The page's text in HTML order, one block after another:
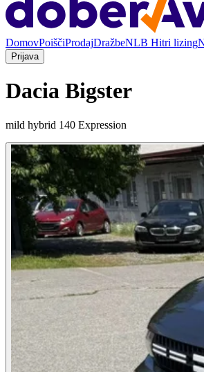
DomovPoiščiProdajDražbeNLB Hitri lizing
Prijava
Dacia Bigster
mild hybrid 140 Expression